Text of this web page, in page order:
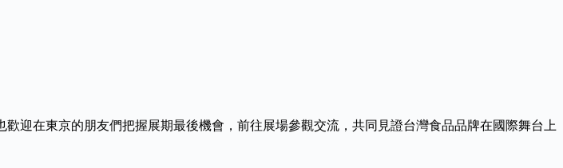
迎在東京的朋友們把握展期最後機會，前往展場參觀交流，共同見證台灣食品品牌在國際舞台上